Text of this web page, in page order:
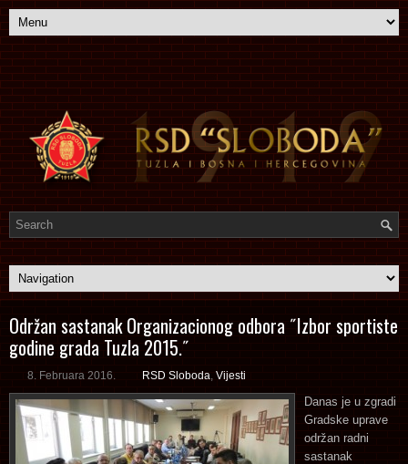
Održan sastanak Organizacionog odbora ˝Izbor sportiste
godine grada Tuzla 2015.˝
8. Februara 2016. RSD Sloboda Vijesti
Danas je u zgradi
Gradske uprave
održan radni
sastanak